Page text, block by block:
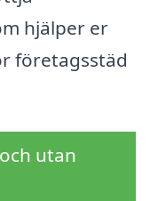
hjälper er
företagsstäd
utan